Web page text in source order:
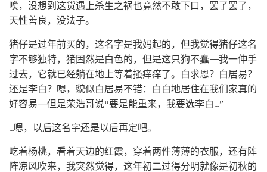
唉，没想到这货遇上杀生之祸也竟然不敢下口，罢了罢了，
天性善良，没法子。
猪仔是过年前买的，这名字是我妈起的，但我觉得猪仔这名
字不够独特，猪固然是白色的，但是这只狗不蠢——我一伸手
过去，它就已经躺在地上等着搔痒痒了。白求恩？白居易？
还是李白？嗯，貌似白居易不错：白白地居住在我们家真的
好容易——但是荣浩哥说“要是能重来，我要选李白…”
…嗯，以后这名字还是以后再定吧。
吃着杨桃，看着天边的红霞，穿着两件薄薄的衣服，还有阵
阵凉风吹来，我突然觉得，这年初二过得分明就像是初秋的